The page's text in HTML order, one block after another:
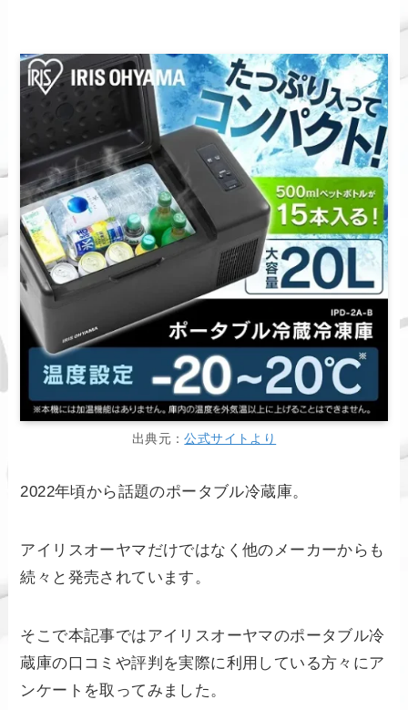
出典元：公式サイトより
2022年頃から話題のポータブル冷蔵庫。
アイリスオーヤマだけではなく他のメーカーからも
続々と発売されています。
そこで本記事ではアイリスオーヤマのポータブル冷
蔵庫の口コミや評判を実際に利用している方々にア
ンケートを取ってみました。